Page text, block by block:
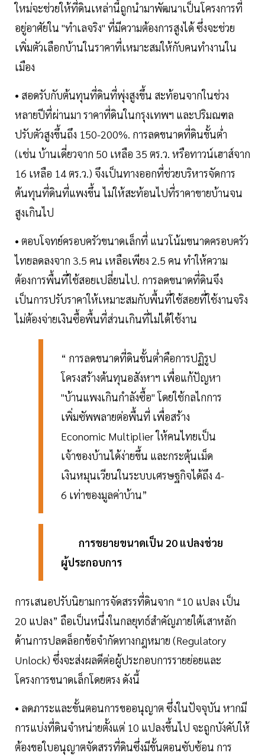
ใหม่จะช่วยให้ที่ดินเหล่านี้ถูกนำมาพัฒนาเป็นโครงการที่
อยู่อาศัยใน "ทำเลจริง" ที่มีความต้องการสูงได้ ซึ่งจะช่วย
เพิ่มตัวเลือกบ้านในราคาที่เหมาะสมให้กับคนทำงานใน
เมือง
• สอดรับกับต้นทุนที่ดินที่พุ่งสูงขึ้น สะท้อนจากในช่วง
หลายปีที่ผ่านมา ราคาที่ดินในกรุงเทพฯ และปริมณฑล
ปรับตัวสูงขึ้นถึง 150-200%. การลดขนาดที่ดินขั้นต่ำ
(เช่น บ้านเดี่ยวจาก 50 เหลือ 35 ตร.ว. หรือทาวน์เฮาส์จาก
16 เหลือ 14 ตร.ว.) จึงเป็นทางออกที่ช่วยบริหารจัดการ
ต้นทุนที่ดินที่แพงขึ้น ไม่ให้สะท้อนไปที่ราคาขายบ้านจน
สูงเกินไป
• ตอบโจทย์ครอบครัวขนาดเล็กที่ แนวโน้มขนาดครอบครัว
ไทยลดลงจาก 3.5 คน เหลือเพียง 2.5 คน ทำให้ความ
ต้องการพื้นที่ใช้สอยเปลี่ยนไป. การลดขนาดที่ดินจึง
เป็นการปรับราคาให้เหมาะสมกับพื้นที่ใช้สอยที่ใช้งานจริง
ไม่ต้องจ่ายเงินซื้อพื้นที่ส่วนเกินที่ไม่ได้ใช้งาน
“ การลดขนาดที่ดินขั้นต่ำคือการปฏิรูป
โครงสร้างต้นทุนอสังหาฯ เพื่อแก้ปัญหา
"บ้านแพงเกินกำลังซื้อ" โดยใช้กลไกการ
เพิ่มซัพพลายต่อพื้นที่ เพื่อสร้าง
Economic Multiplier ให้คนไทยเป็น
เจ้าของบ้านได้ง่ายขึ้น และกระตุ้นเม็ด
เงินหมุนเวียนในระบบเศรษฐกิจได้ถึง 4-
6 เท่าของมูลค่าบ้าน”
การขยายขนาดเป็น 20 แปลงช่วย
ผู้ประกอบการ
การเสนอปรับนิยามการจัดสรรที่ดินจาก “10 แปลง เป็น
20 แปลง” ถือเป็นหนึ่งในกลยุทธ์สำคัญภายใต้เสาหลัก
ด้านการปลดล็อกข้อจำกัดทางกฎหมาย (Regulatory
Unlock) ซึ่งจะส่งผลดีต่อผู้ประกอบการรายย่อยและ
โครงการขนาดเล็กโดยตรง ดังนี้
• ลดภาระและขั้นตอนการขออนุญาต ซึ่งในปัจจุบัน หากมี
การแบ่งที่ดินจำหน่ายตั้งแต่ 10 แปลงขึ้นไป จะถูกบังคับให้
ต้องขอใบอนุญาตจัดสรรที่ดินซึ่งมีขั้นตอนซับซ้อน การ